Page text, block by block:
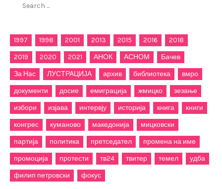
1997 1998 2001 2013 2015 2016
2018
2019
2020 2021 АНОК АСНОМ
Бачев
За Нас
ЛУСТРАЦИЈА архив библиотека
вмро
документи
досие емиграција жмицко
зезање
избори
изјава интервју историја книга
книги
конгрес
куманово македонија
мицковски
партија
политика претседател
промена на име
промоција
протести тв24 твитер темел
удба
филип петровски
фокус